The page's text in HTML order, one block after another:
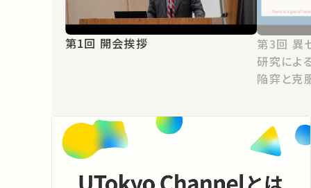
第1回 開会挨拶
第3回 異セクター・異分野間の連携
研究によ
陥穽と克